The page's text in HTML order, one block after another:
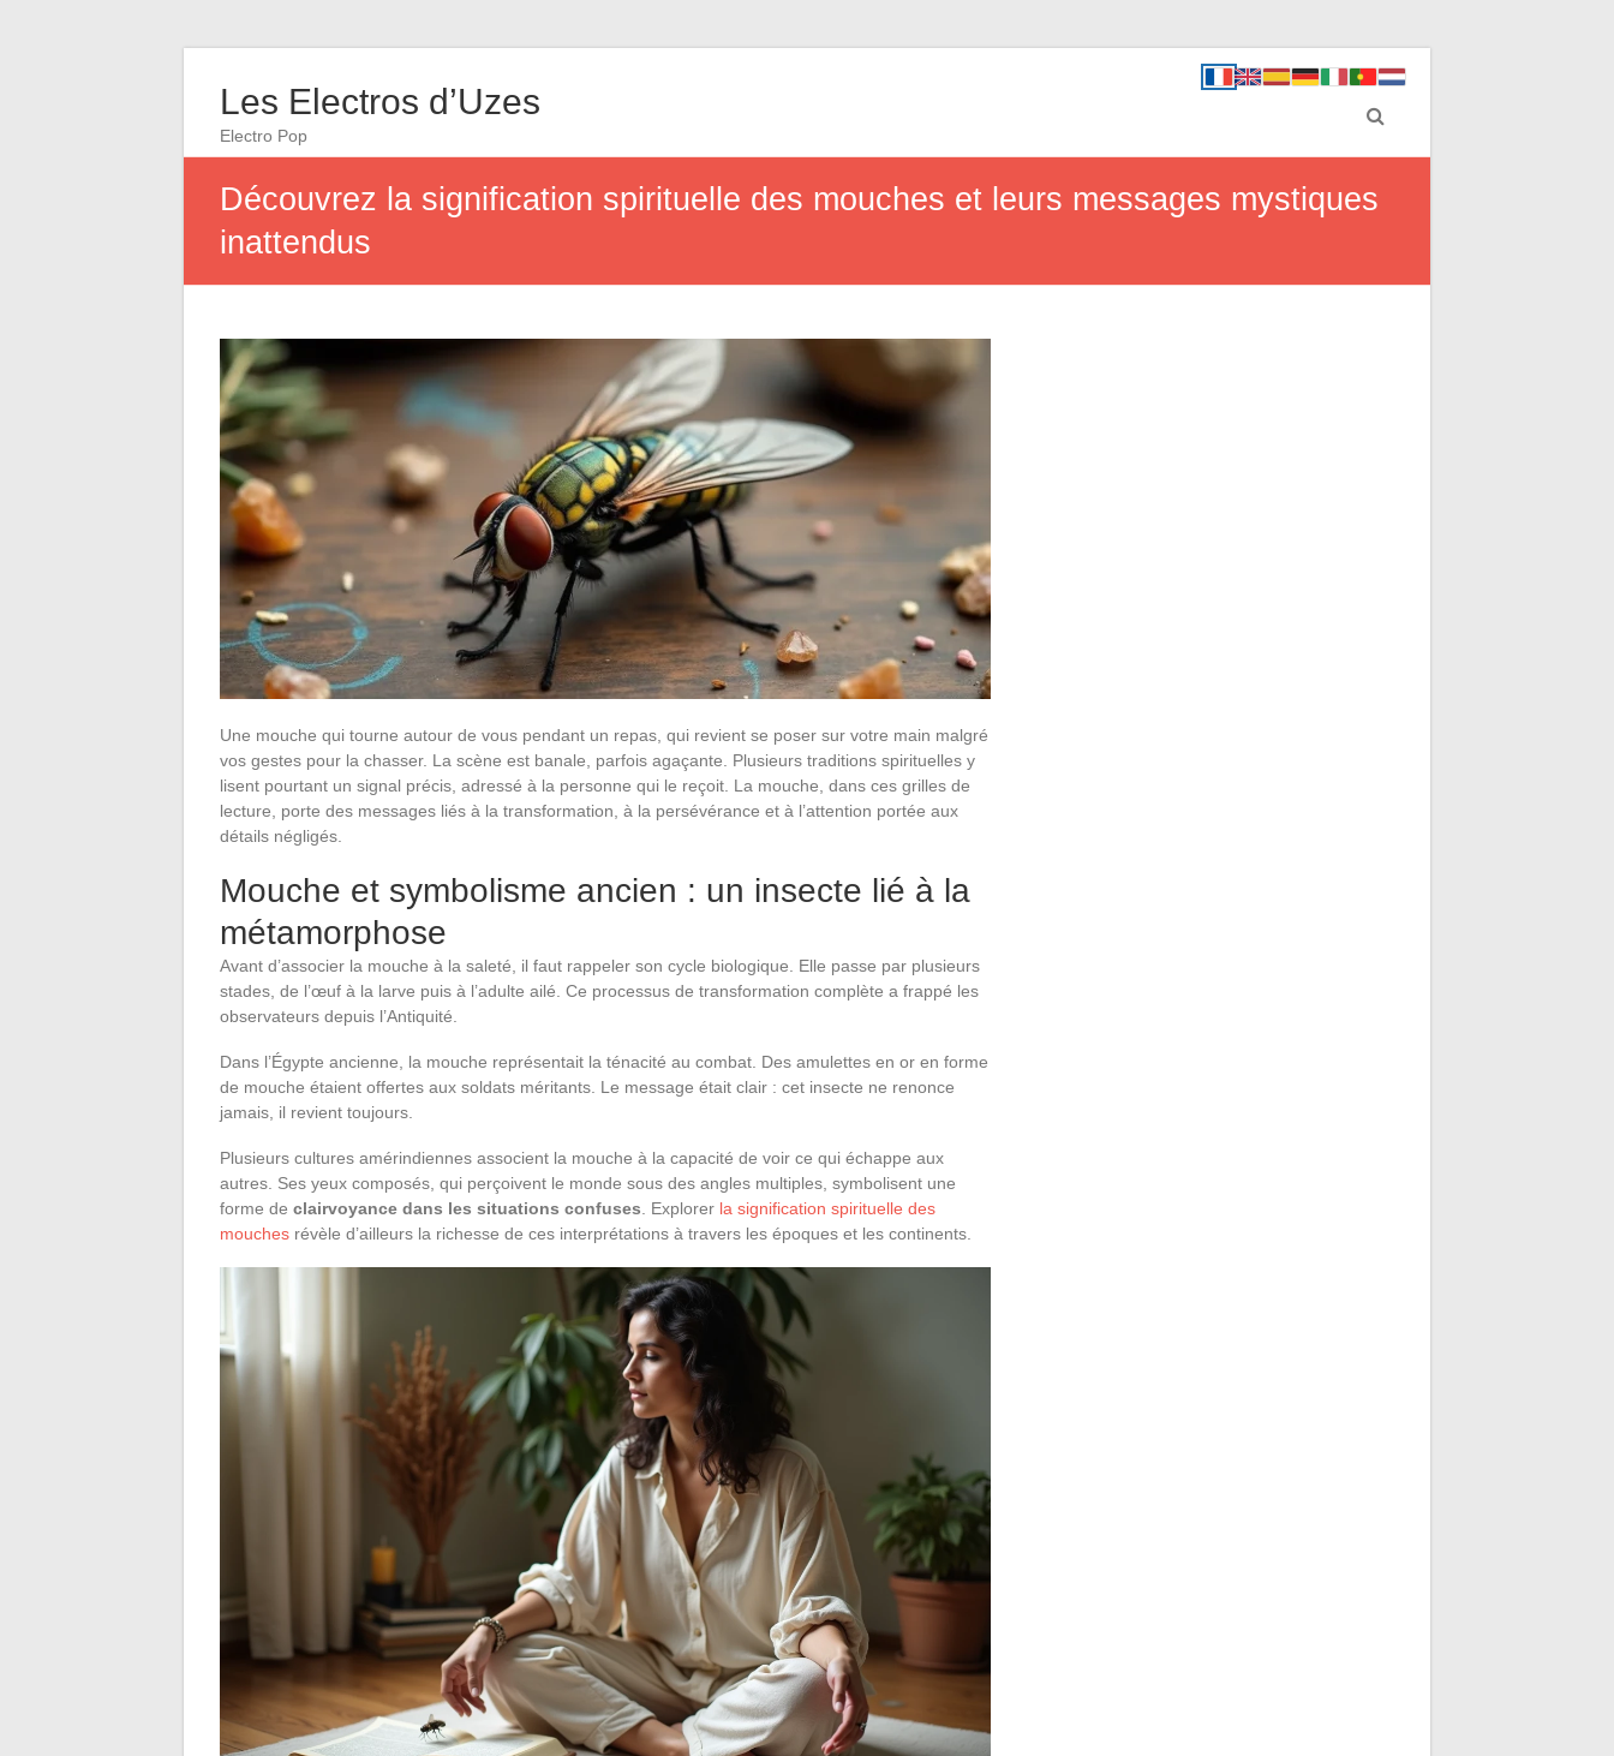
Les Electros d’Uzes
Electro Pop
Découvrez la signification spirituelle des mouches et leurs messages mystiques
inattendus
Une mouche qui tourne autour de vous pendant un repas, qui revient se poser sur votre main malgré
vos gestes pour la chasser. La scène est banale, parfois agaçante. Plusieurs traditions spirituelles y
lisent pourtant un signal précis, adressé à la personne qui le reçoit. La mouche, dans ces grilles de
lecture, porte des messages liés à la transformation, à la persévérance et à l’attention portée aux
détails négligés.
Mouche et symbolisme ancien : un insecte lié à la
métamorphose
Avant d’associer la mouche à la saleté, il faut rappeler son cycle biologique. Elle passe par plusieurs
stades, de l’œuf à la larve puis à l’adulte ailé. Ce processus de transformation complète a frappé les
observateurs depuis l’Antiquité.
Dans l’Égypte ancienne, la mouche représentait la ténacité au combat. Des amulettes en or en forme
de mouche étaient offertes aux soldats méritants. Le message était clair : cet insecte ne renonce
jamais, il revient toujours.
Plusieurs cultures amérindiennes associent la mouche à la capacité de voir ce qui échappe aux
autres. Ses yeux composés, qui perçoivent le monde sous des angles multiples, symbolisent une
forme de clairvoyance dans les situations confuses . Explorer la signification spirituelle des
mouches révèle d’ailleurs la richesse de ces interprétations à travers les époques et les continents.